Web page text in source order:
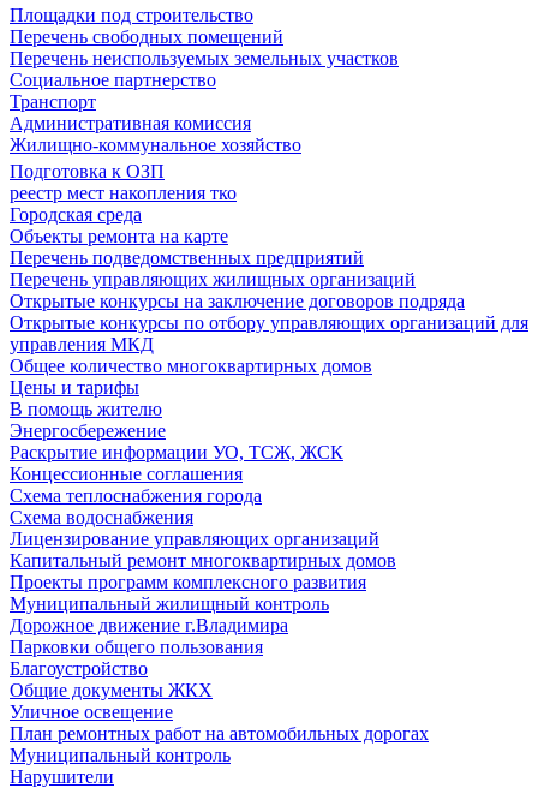
Площадки под строительство
Перечень свободных помещений
Перечень неиспользуемых земельных участков
Социальное партнерство
Транспорт
Административная комиссия
Жилищно-коммунальное хозяйство
Подготовка к ОЗП
реестр мест накопления тко
Городская среда
Объекты ремонта на карте
Перечень подведомственных предприятий
Перечень управляющих жилищных организаций
Открытые конкурсы на заключение договоров подряда
Открытые конкурсы по отбору управляющих организаций для
управления МКД
Общее количество многоквартирных домов
Цены и тарифы
В помощь жителю
Энергосбережение
Раскрытие информации УО, ТСЖ, ЖСК
Концессионные соглашения
Схема теплоснабжения города
Схема водоснабжения
Лицензирование управляющих организаций
Капитальный ремонт многоквартирных домов
Проекты программ комплексного развития
Муниципальный жилищный контроль
Дорожное движение г.Владимира
Парковки общего пользования
Благоустройство
Общие документы ЖКХ
Уличное освещение
План ремонтных работ на автомобильных дорогах
Муниципальный контроль
Нарушители